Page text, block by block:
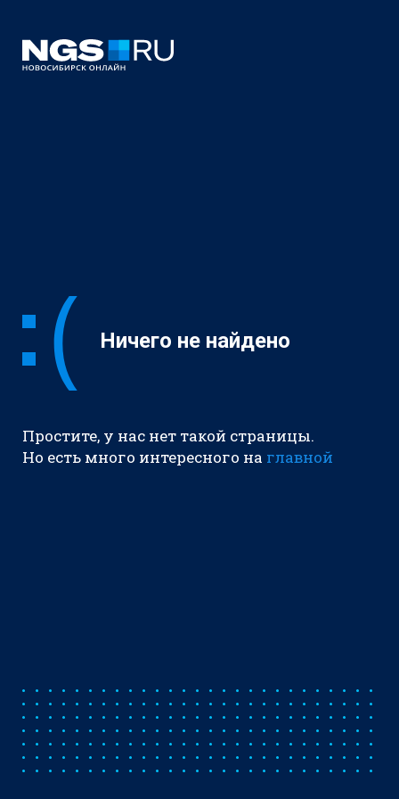
Ничего не найдено
Простите, у нас нет такой страницы.
Но есть много интересного на главной